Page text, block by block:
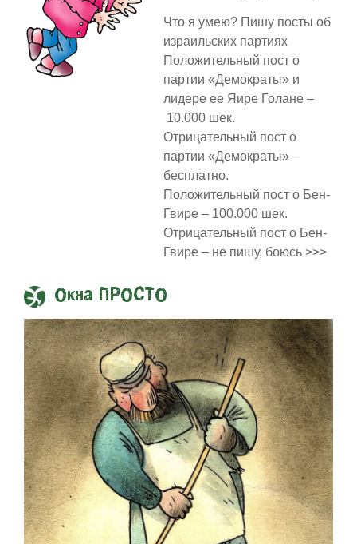
Что я умею? Пишу посты об
израильских партиях
Положительный пост о
партии «Демократы» и
лидере ее Яире Голане –
10.000 шек.
Отрицательный пост о
партии «Демократы» –
бесплатно.
Положительный пост о Бен-
Гвире – 100.000 шек.
Отрицательный пост о Бен-
Гвире – не пишу, боюсь >>>
Окна ПРОСТО